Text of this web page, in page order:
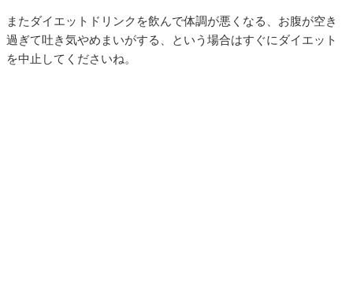
またダイエットドリンクを飲んで体調が悪くなる、お腹が空き
過ぎて吐き気やめまいがする、という場合はすぐにダイエット
を中止してくださいね。